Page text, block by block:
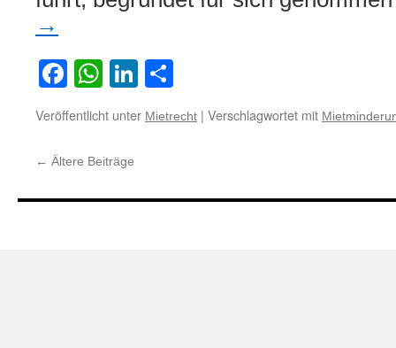
→
Facebook
WhatsApp
LinkedIn
Veröffentlicht unter Mietrecht | Verschlagwortet mit
← Ältere Beiträge